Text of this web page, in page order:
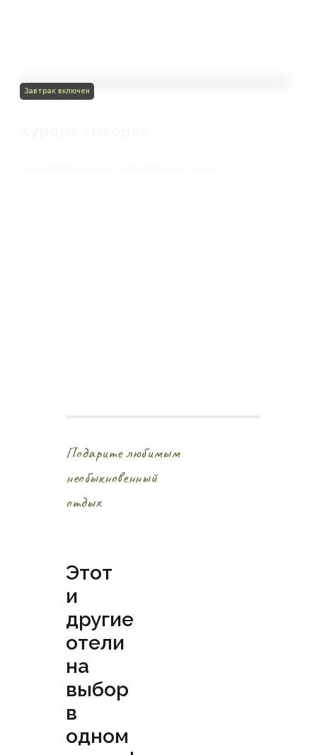
Завтрак включен
Подарите любимым
необыкновенный
отдых
Этот
и
другие
отели
на
выбор
в
одном